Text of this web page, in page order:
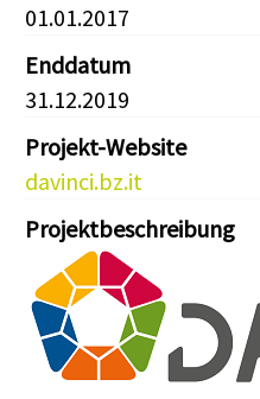
01.01.2017
Enddatum
31.12.2019
Projekt-Website
davinci.bz.it
Projektbeschreibung